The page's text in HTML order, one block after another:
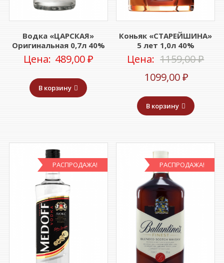
Водка «ЦАРСКАЯ»
Оригинальная 0,7л 40%
Цена: 489,00₽
В корзину
Коньяк «СТАРЕЙШИНА»
5 лет 1,0л 40%
Цена: 1159,00₽
1099,00₽
цена:
В корзину
РАСПРОДАЖА! РАСПРОДАЖА!